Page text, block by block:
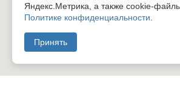
Яндекс.Метрика, а также cookie-
Политике конфиденциальности
Принять